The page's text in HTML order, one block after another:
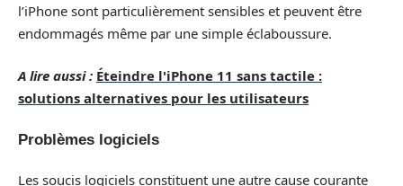
l’iPhone sont particulièrement sensibles et peuvent être
endommagés même par une simple éclaboussure.
A lire aussi : Éteindre l'iPhone 11 sans tactile :
solutions alternatives pour les utilisateurs
Problèmes logiciels
Les soucis logiciels constituent une autre cause courante